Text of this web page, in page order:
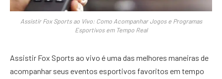
Assistir Fox Sports ao Vivo: Como Acompanhar Jogos e Programas
Esportivos em Tempo Real
Assistir Fox Sports ao vivo é uma das melhores maneiras de
acompanhar seus eventos esportivos favoritos em tempo